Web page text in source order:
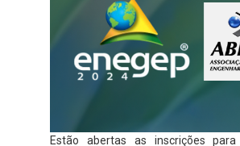
Estão abertas as inscrições